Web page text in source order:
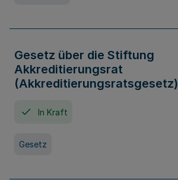
Gesetz über die Stiftung
Akkreditierungsrat
(Akkreditierungsratsgesetz)
In Kraft
Gesetz